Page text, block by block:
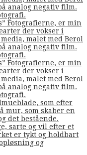
analog negativ film.
Fotografierne, er min
der vokser i
malet med Berol
analog negativ film.
Fotografierne, er min
der vokser i
malet med Berol
analog negativ film.
som efter
mur, som skaber en
det bestående.
sarte og vil efter et
er tykt og holdbart
og